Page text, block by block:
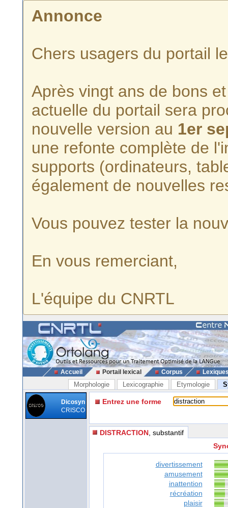
Annonce
Chers usagers du portail
Après vingt ans de bons
actuelle du portail sera
nouvelle version au 1er
une refonte complète de
supports (ordinateurs,
également de nouvelles
Vous pouvez tester la
En vous remerciant,
L'équipe du CNRTL
Accueil Portail lexical Corpus
Morphologie Lexicographie Etymologie
Dicosyn
CRISCO
Entrez une forme
DISTRACTION , substantif
divertissement
amusement
inattention
récréation
plaisir